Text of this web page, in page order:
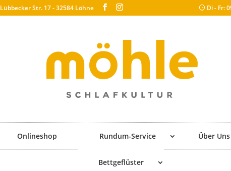
Lübbecker Str. 17 - 32584 Löhne Di - Fr:
Onlineshop Rundum-Service Über Uns
Bettgeflüster